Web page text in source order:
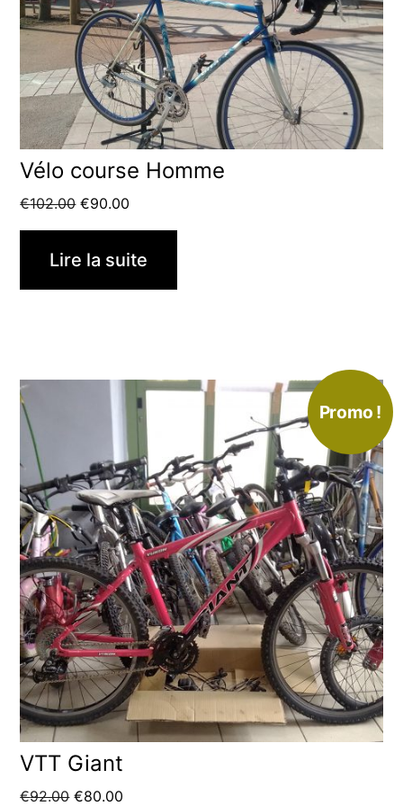
Vélo course Homme
€102.00 Le
prix
initial
€90.00
prix
actuel
Lire la suite
Promo !
VTT Giant
€92.00 Le
€80.00